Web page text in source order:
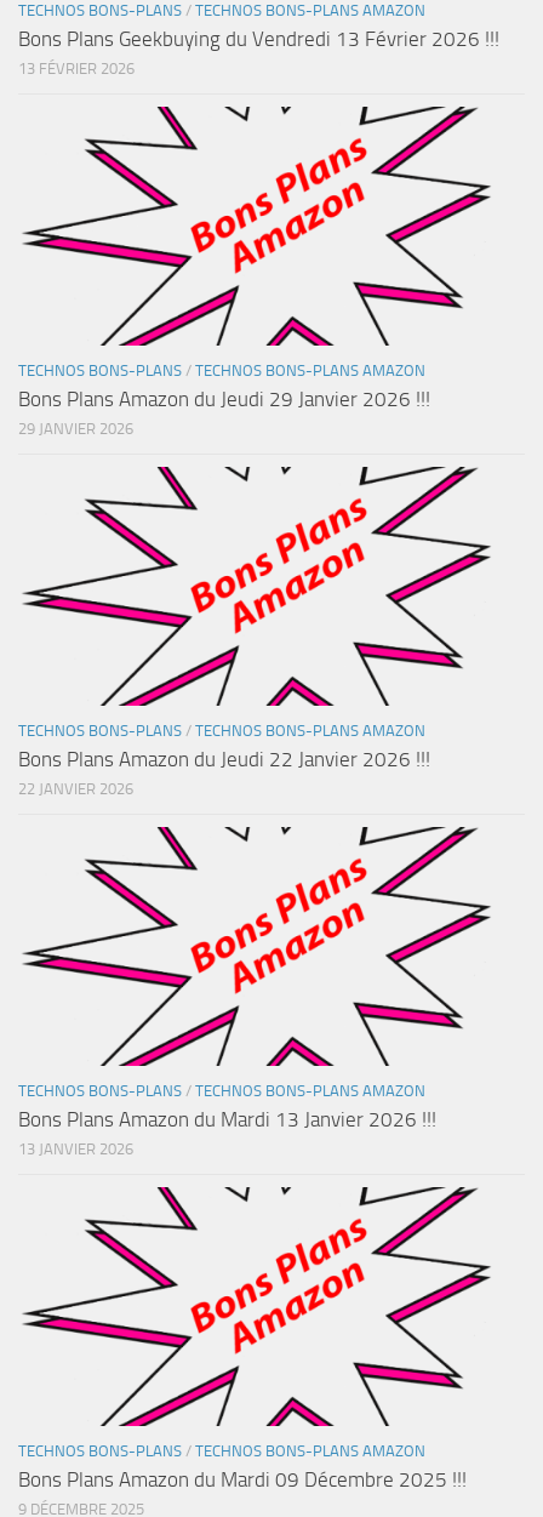
TECHNOS BONS-PLANS / TECHNOS BONS-PLANS AMAZON
Bons Plans Geekbuying du Vendredi 13 Février 2026 !!!
13 FÉVRIER 2026
TECHNOS BONS-PLANS / TECHNOS BONS-PLANS AMAZON
Bons Plans Amazon du Jeudi 29 Janvier 2026 !!!
29 JANVIER 2026
TECHNOS BONS-PLANS / TECHNOS BONS-PLANS AMAZON
Bons Plans Amazon du Jeudi 22 Janvier 2026 !!!
22 JANVIER 2026
TECHNOS BONS-PLANS / TECHNOS BONS-PLANS AMAZON
Bons Plans Amazon du Mardi 13 Janvier 2026 !!!
13 JANVIER 2026
TECHNOS BONS-PLANS / TECHNOS BONS-PLANS AMAZON
Bons Plans Amazon du Mardi 09 Décembre 2025 !!!
9 DÉCEMBRE 2025